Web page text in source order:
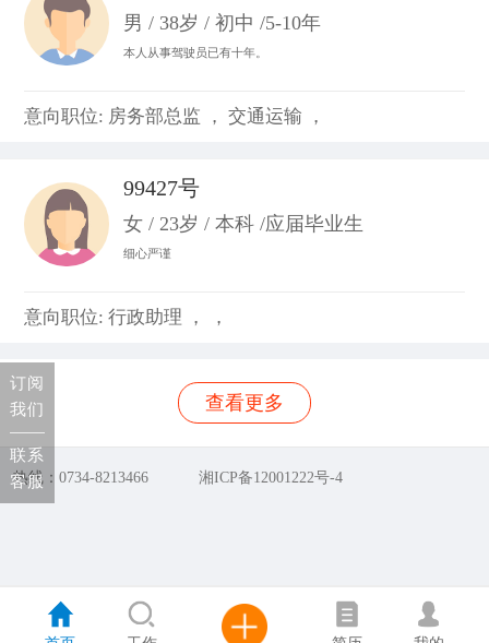
男 / 38岁 / 初中 /5-10年
本人从事驾驶员已有十年。
意向职位: 房务部总监 ， 交通运输 ，
99427号
女 / 23岁 / 本科 /应届毕业生
细心严谨
意向职位: 行政助理 ， ，
查看更多
热线：0734-8213466 湘ICP备12001222号-4
订阅
我们
联系
客服